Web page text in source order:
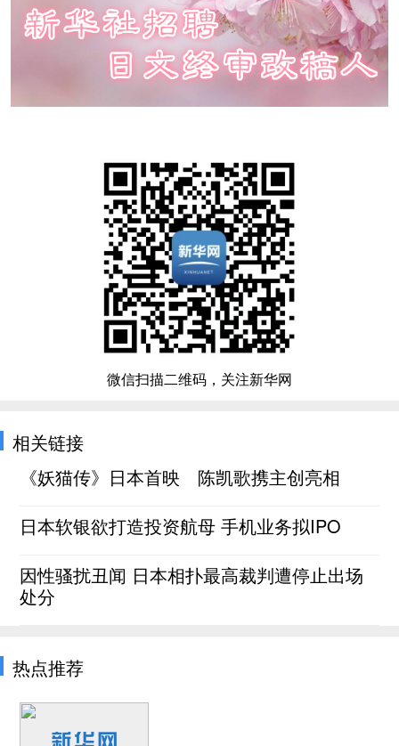
微信扫描二维码，关注新华网
相关链接
《妖猫传》日本首映 陈凯歌携主创亮相
日本软银欲打造投资航母 手机业务拟IPO
因性骚扰丑闻 日本相扑最高裁判遭停止出场
处分
热点推荐